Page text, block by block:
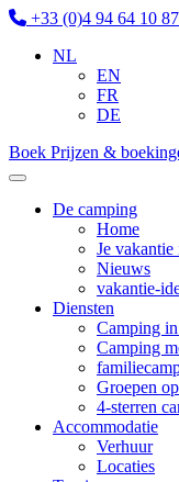
+33 (0)4 94 64 10 87
NL
EN
FR
DE
Boek Prijzen &
De camping
Home
Je vakantie
Nieuws
vakantie-
Diensten
Camping
Camping
Groepen
4-sterren
Accommodatie
Verhuur
Locaties